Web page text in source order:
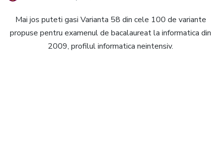
Mai jos puteti gasi Varianta 58 din cele 100 de variante
propuse pentru examenul de bacalaureat la informatica din
2009, profilul informatica neintensiv.